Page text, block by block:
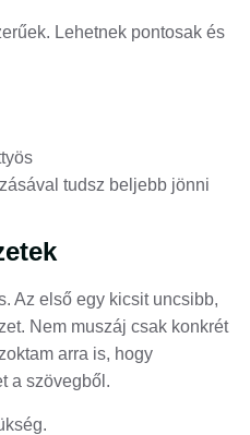
Lehetnek pontosak és
tudsz beljebb jönni
Az első egy kicsit uncsibb,
Nem muszáj csak konkrét
arra is, hogy
a szövegből.